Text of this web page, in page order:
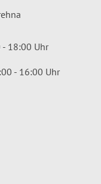
18:00 Uhr
- 16:00 Uhr